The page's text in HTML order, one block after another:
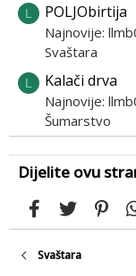
L POLJObirtija
Najnovije:
Svaštara
L Kalači drva
Najnovije:
Šumarstvo
Dijelite ovu
FacebookTwitter
Svaštara